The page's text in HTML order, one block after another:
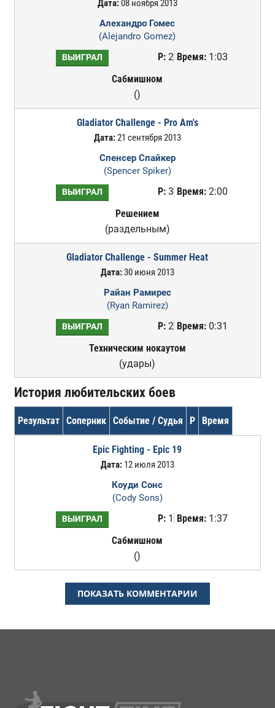
Дата:08 ноября 2013
Алехандро Гомес
(Alejandro Gomez)
ВЫИГРАЛ Р:2 Время:1:03
Сабмишном
()
Gladiator Challenge - Pro Am's
Дата:21 сентября 2013
Спенсер Спайкер
(Spencer Spiker)
ВЫИГРАЛ Р:3 Время:2:00
Решением
(раздельным)
Gladiator Challenge - Summer Heat
Дата:30 июня 2013
Райан Рамирес
(Ryan Ramirez)
ВЫИГРАЛ Р:2 Время:0:31
Техническим нокаутом
(удары)
История любительских боев
Результат Соперник Событие / Судья Р Время
Epic Fighting - Epic 19
Дата:12 июля 2013
Коуди Сонс
(Cody Sons)
ВЫИГРАЛ Р:1 Время:1:37
Сабмишном
()
ПОКАЗАТЬ КОММЕНТАРИИ